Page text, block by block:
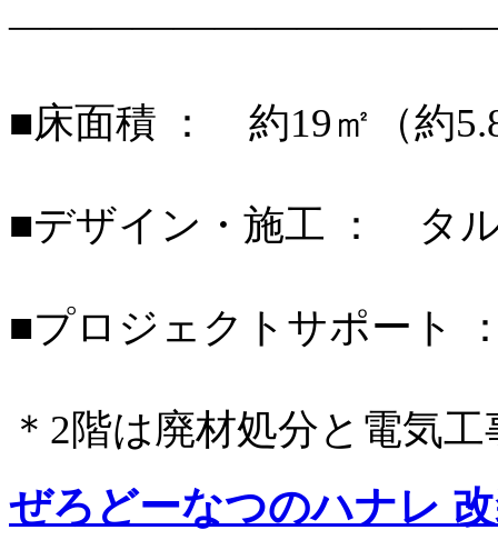
■床面積 ： 約19㎡（約
■デザイン・施工 ： タ
■プロジェクトサポート
＊2階は廃材処分と電気
ぜろどーなつのハナレ